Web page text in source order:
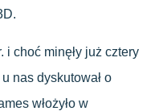
i choć minęły już cztery
nas dyskutował o
włożyło w